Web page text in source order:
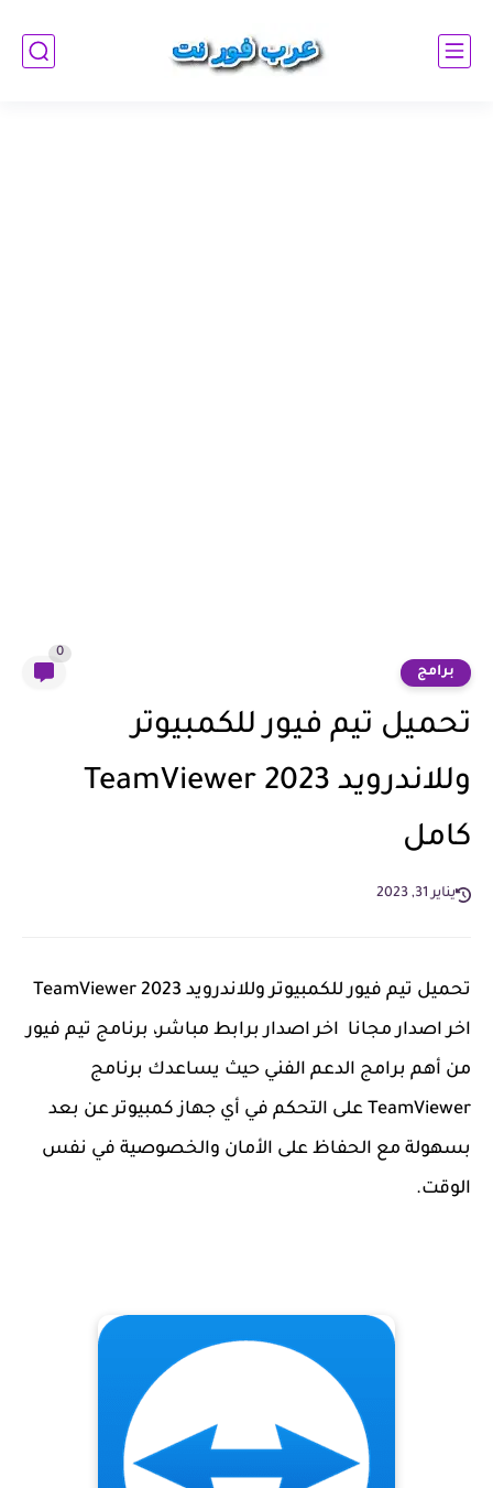
برامج
0
تحميل تيم فيور للكمبيوتر
وللاندرويد TeamViewer 2023
كامل
يناير 31, 2023
تحميل تيم فيور للكمبيوتر وللاندرويد TeamViewer 2023
اخر اصدار مجانا اخر اصدار برابط مباشر، برنامج تيم فيور
من أهم برامج الدعم الفني حيث يساعدك برنامج
TeamViewer على التحكم في أي جهاز كمبيوتر عن بعد
بسهولة مع الحفاظ على الأمان والخصوصية في نفس
الوقت.